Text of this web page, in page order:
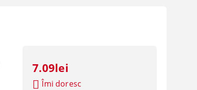
7.09lei
Îmi doresc